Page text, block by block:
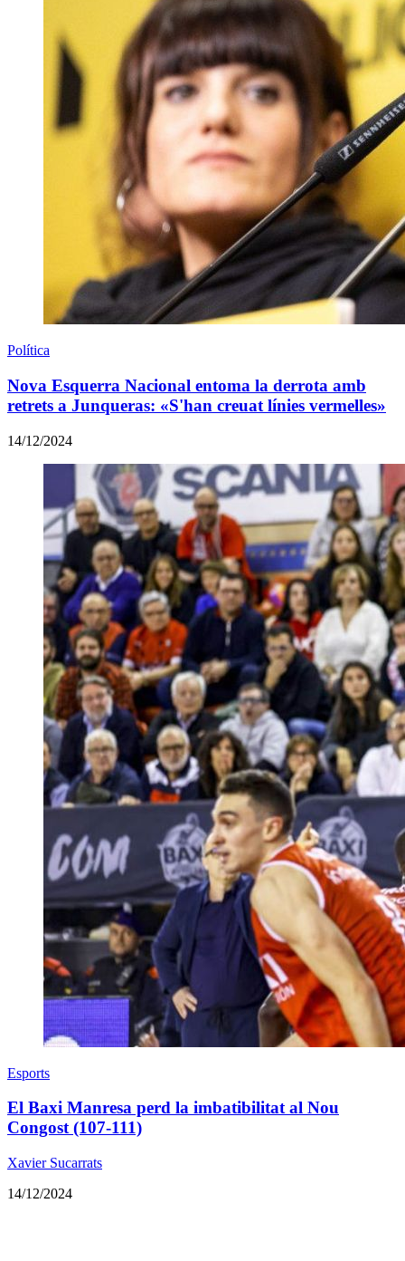
Política
Nova Esquerra Nacional entoma la derrota amb
retrets a Junqueras: «S'han creuat línies vermelles»
14/12/2024
Esports
El Baxi Manresa perd la imbatibilitat al Nou
Congost (107-111)
Xavier Sucarrats
14/12/2024